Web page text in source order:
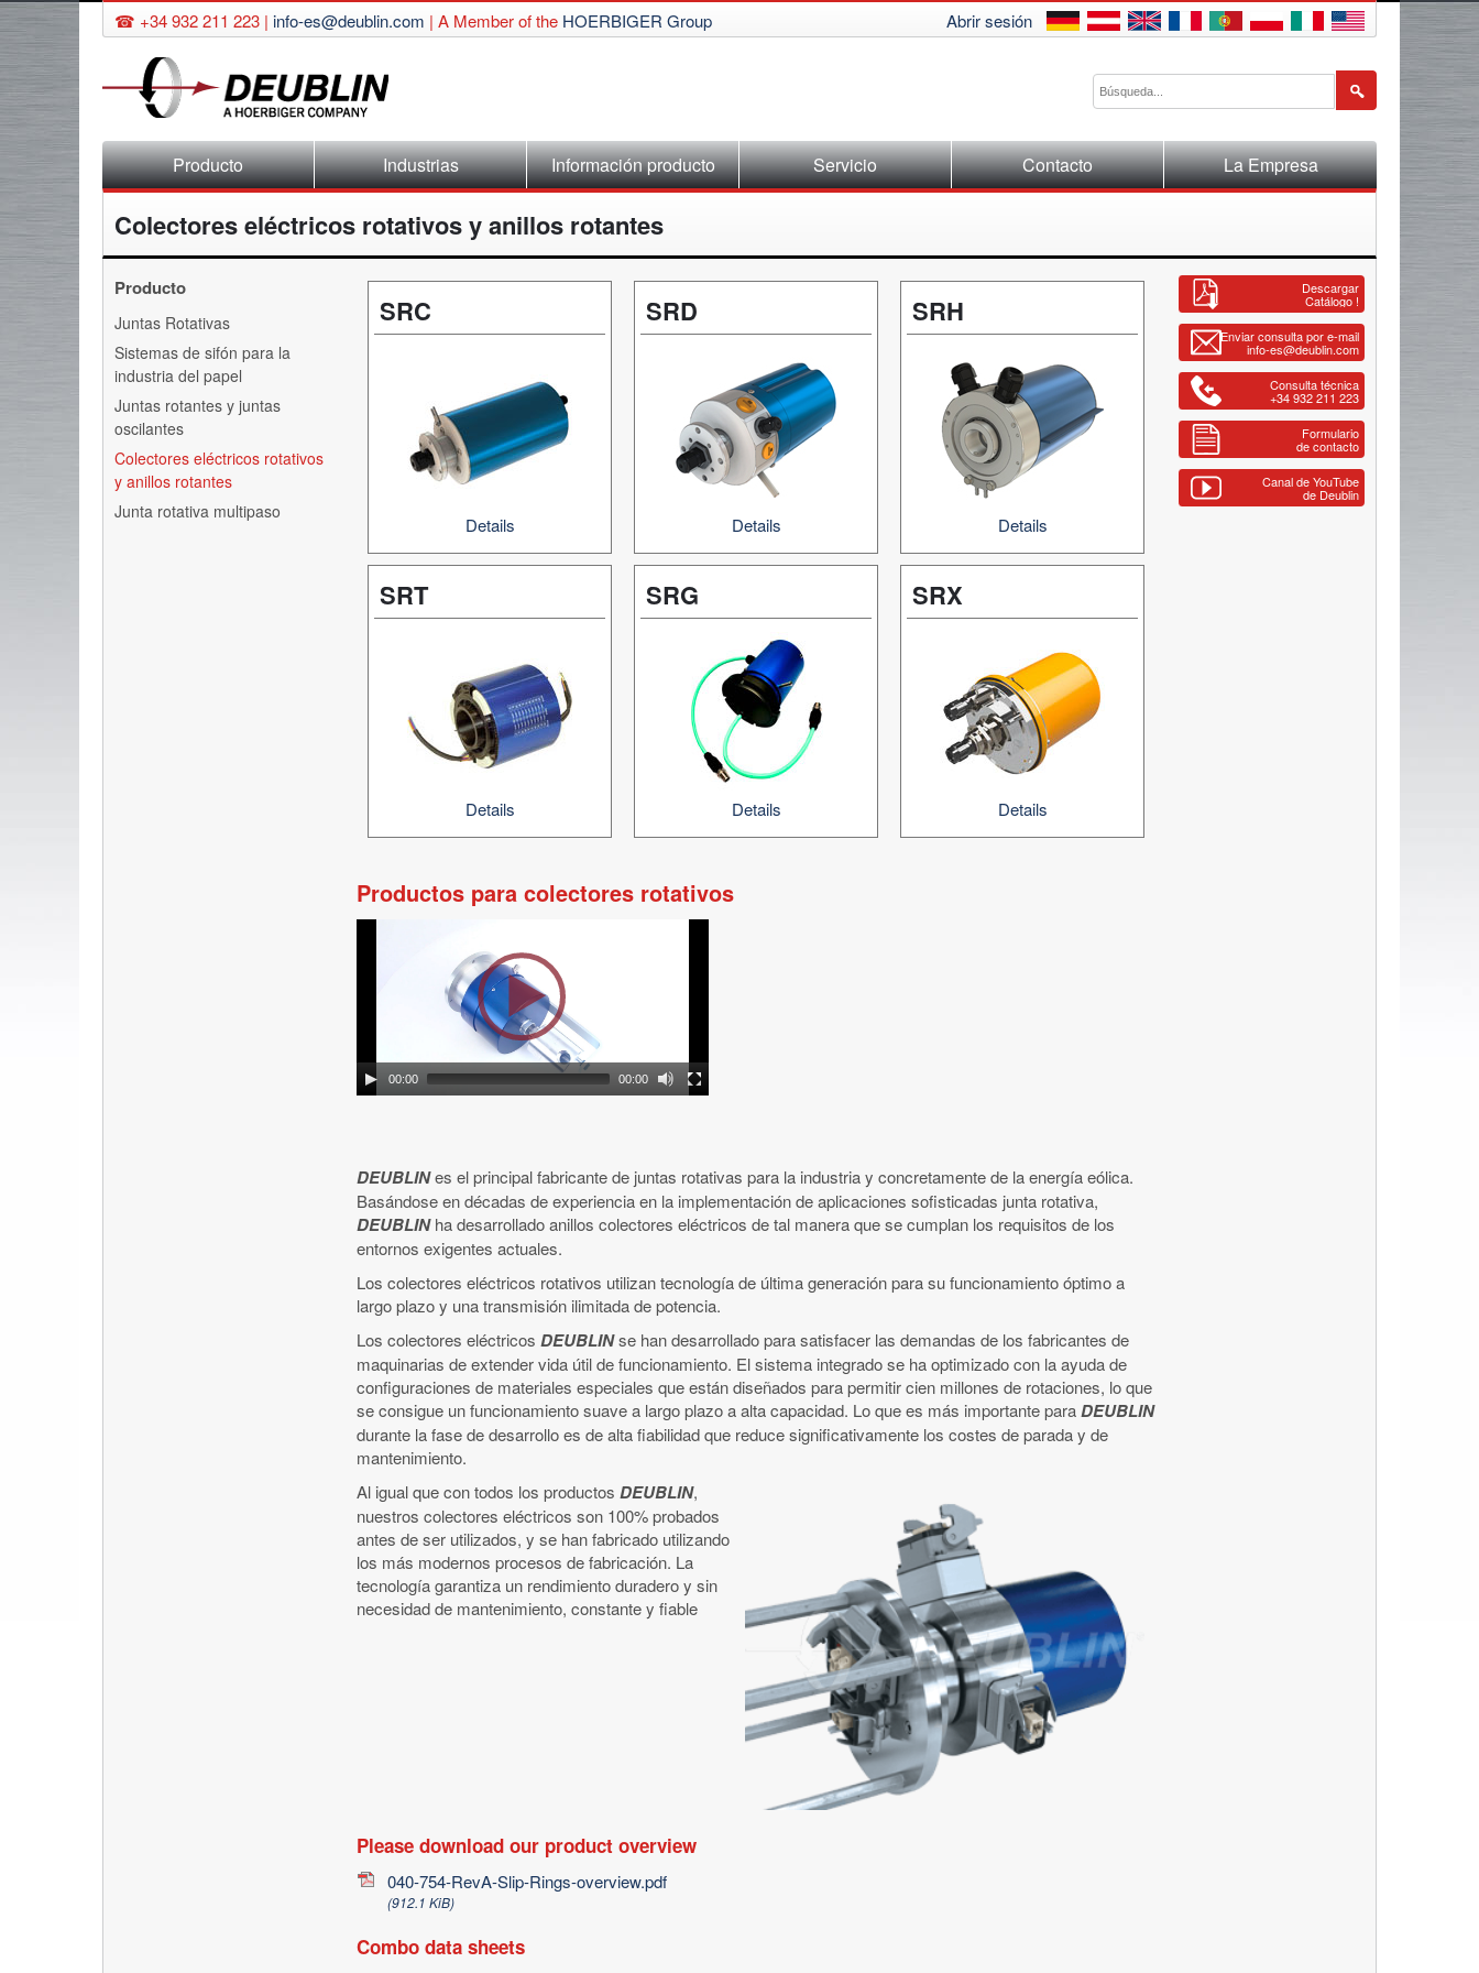
☎ +34 932 211 223 | info-es@deublin.com | A Member of the HOERBIGER Group Abrir sesión
Saltar
navegaciónProducto Industrias Información producto Servicio Contacto La Empresa
Colectores eléctricos rotativos y anillos rotantes
Descargar
Catálogo !
Enviar consulta por e-mail
info-es@deublin.com
Consulta técnica
+34 932 211 223
Formulario
de contacto
Canal de YouTube
de Deublin
SRC
Details
SRD
Details
SRH
Details
SRT
Details
SRG
Details
SRX
Details
Productos para colectores rotativos
00:00 00:00
DEUBLINes el principal fabricante de juntas rotativas para la industria y concretamente de la energía eólica.
Basándose en décadas de experiencia en la implementación de aplicaciones sofisticadas junta rotativa,
DEUBLINha desarrollado anillos colectores eléctricos de tal manera que se cumplan los requisitos de los
entornos exigentes actuales.
Los colectores eléctricos rotativos utilizan tecnología de última generación para su funcionamiento óptimo a
largo plazo y una transmisión ilimitada de potencia.
Los colectores eléctricos DEUBLINse han desarrollado para satisfacer las demandas de los fabricantes de
maquinarias de extender vida útil de funcionamiento. El sistema integrado se ha optimizado con la ayuda de
configuraciones de materiales especiales que están diseñados para permitir cien millones de rotaciones, lo que
se consigue un funcionamiento suave a largo plazo a alta capacidad. Lo que es más importante paraDEUBLIN
durante la fase de desarrollo es de alta fiabilidad que reduce significativamente los costes de parada y de
mantenimiento.
Al igual que con todos los productos DEUBLIN,
nuestros colectores eléctricos son 100% probados
antes de ser utilizados, y se han fabricado utilizando
los más modernos procesos de fabricación. La
tecnología garantiza un rendimiento duradero y sin
necesidad de mantenimiento, constante y fiable
Please download our product overview
040-754-RevA-Slip-Rings-overview.pdf
(912.1 KiB)
Combo data sheets
Producto
Saltar
Juntas Rotativas
Sistemas de sifón para la
industria del papel
Juntas rotantes y juntas
oscilantes
Colectores eléctricos rotativos
y anillos rotantes
Junta rotativa multipaso